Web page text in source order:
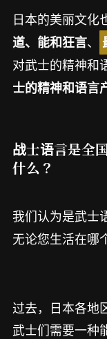
日本的美丽文化
道、能和狂言、
对武士的精神和
士的精神和语言
战士语言是全
什么？
我们认为是武士
无论您生活在哪
过去，日本各地
武士们需要一种